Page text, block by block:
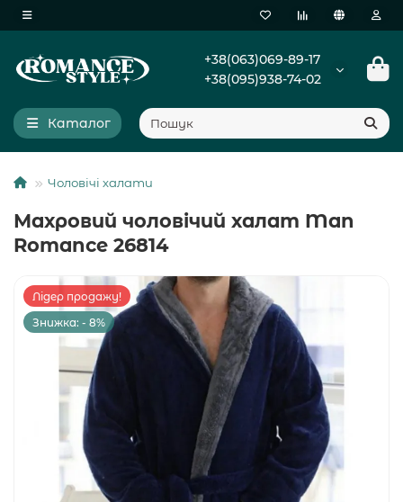
+38(063)069-89-17
+38(095)938-74-02
Каталог
Чоловічі халати
Махровий чоловічий халат Man
Romance 26814
Лідер продажу!
Знижка: - 8%